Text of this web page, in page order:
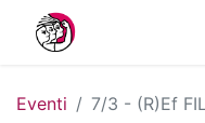
Eventi 7/3 - (R)Ef FILM e